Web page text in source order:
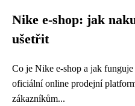
Nike e-shop: jak
ušetřit
Co je Nike e-shop a jak
oficiální online prodejní
zákazníkům...